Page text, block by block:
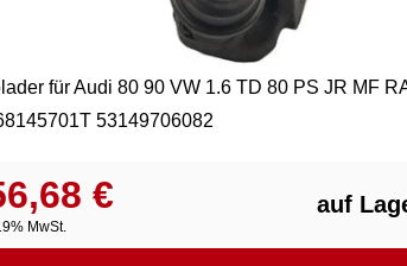
für Audi 80 90 VW 1.6 TD 80 PS JR MF
53149706082
€
MwSt.
auf